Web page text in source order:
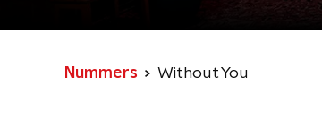
Nummers Without You